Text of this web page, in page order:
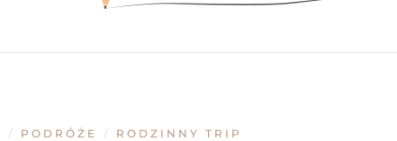
/ PODRÓŻE / RODZINNY TRIP